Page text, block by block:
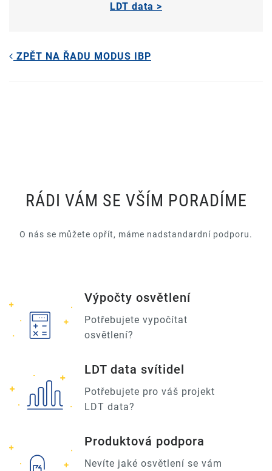
LDT data >
ZPĚT NA ŘADU MODUS IBP
RÁDI VÁM SE VŠÍM PORADÍME
O nás se můžete opřít, máme nadstandardní podporu.
Výpočty osvětlení
Potřebujete vypočítat
osvětlení?
LDT data svítidel
Potřebujete pro váš projekt
LDT data?
Produktová podpora
Nevíte jaké osvětlení se vám